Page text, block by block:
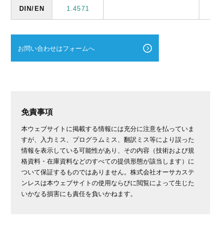
DIN/EN 1.4571
お問い合わせはフォームへ
免責事項
本ウェブサイトに掲載する情報には充分に注意を払っていま
すが、入力ミス、プログラムミス、翻訳ミス等により誤った
情報を表示している可能性があり、その内容（技術および規
格資料・在庫資料などのすべての提供形態が該当します）に
ついて保証するものではありません。株式会社オーサカステ
ンレスは本ウェブサイトの使用ならびに閲覧によって生じた
いかなる損害にも責任を負いかねます。